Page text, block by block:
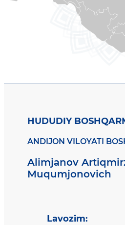
HUDUDIY
ANDIJON VILOYATI
Alimjanov
Muqumjonovich
Lavozim: